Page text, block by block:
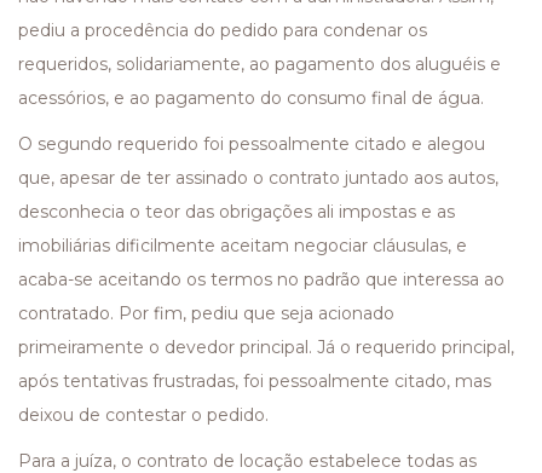
pediu a procedência do pedido para condenar os
requeridos, solidariamente, ao pagamento dos aluguéis e
acessórios, e ao pagamento do consumo final de água.
O segundo requerido foi pessoalmente citado e alegou
que, apesar de ter assinado o contrato juntado aos autos,
desconhecia o teor das obrigações ali impostas e as
imobiliárias dificilmente aceitam negociar cláusulas, e
acaba-se aceitando os termos no padrão que interessa ao
contratado. Por fim, pediu que seja acionado
primeiramente o devedor principal. Já o requerido principal,
após tentativas frustradas, foi pessoalmente citado, mas
deixou de contestar o pedido.
Para a juíza, o contrato de locação estabelece todas as